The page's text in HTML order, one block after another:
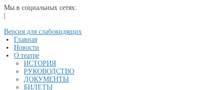
Мы в социальных сетях:
Версия для слабовидящих
Главная
Новости
О театре
ИСТОРИЯ
РУКОВОДСТВО
ДОКУМЕНТЫ
БИЛЕТЫ